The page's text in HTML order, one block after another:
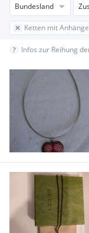
Bundesland
Ketten mit
Infos zur Reihung